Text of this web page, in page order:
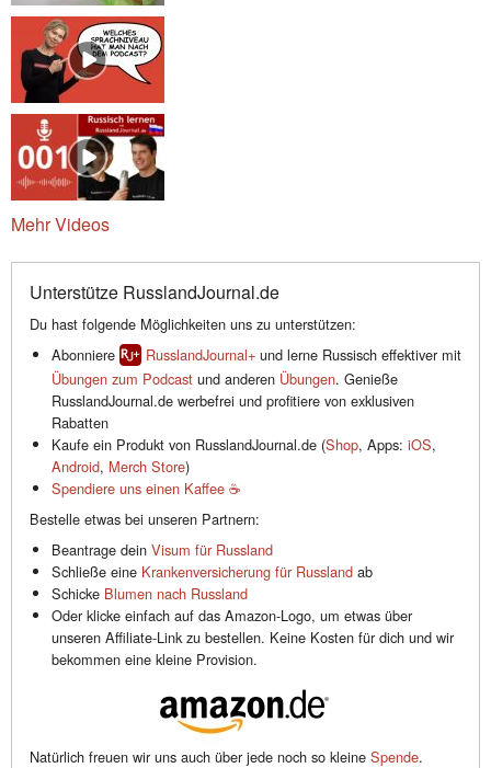
Mehr Videos
Unterstütze RusslandJournal.de
Du hast folgende Möglichkeiten uns zu unterstützen:
Abonniere
RusslandJournal+ und lerne Russisch effektiver mit
Übungen zum Podcast und anderen Übungen. Genieße
RusslandJournal.de werbefrei und profitiere von exklusiven
Rabatten
Kaufe ein Produkt von RusslandJournal.de (Shop, Apps: iOS,
Android, Merch Store)
Spendiere uns einen Kaffee ☕️
Bestelle etwas bei unseren Partnern:
Beantrage dein Visum für Russland
Schließe eine Krankenversicherung für Russland ab
Schicke Blumen nach Russland
Oder klicke einfach auf das Amazon-Logo, um etwas über
unseren Affiliate-Link zu bestellen. Keine Kosten für dich und wir
bekommen eine kleine Provision.
Natürlich freuen wir uns auch über jede noch so kleine Spende.